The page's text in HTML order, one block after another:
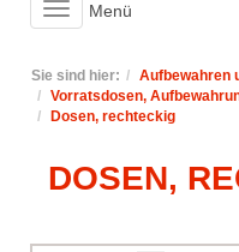
Toggle
navigation
Menü
Sie sind hier:
Aufbewahren
Vorratsdosen,
Dosen, rechteckig
DOSEN,